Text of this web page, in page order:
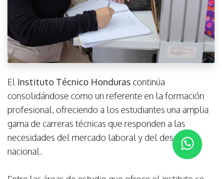
El Instituto Técnico Honduras continúa
consolidándose como un referente en la formación
profesional, ofreciendo a los estudiantes una amplia
gama de carreras técnicas que responden a las
necesidades del mercado laboral y del desarrollo
nacional.